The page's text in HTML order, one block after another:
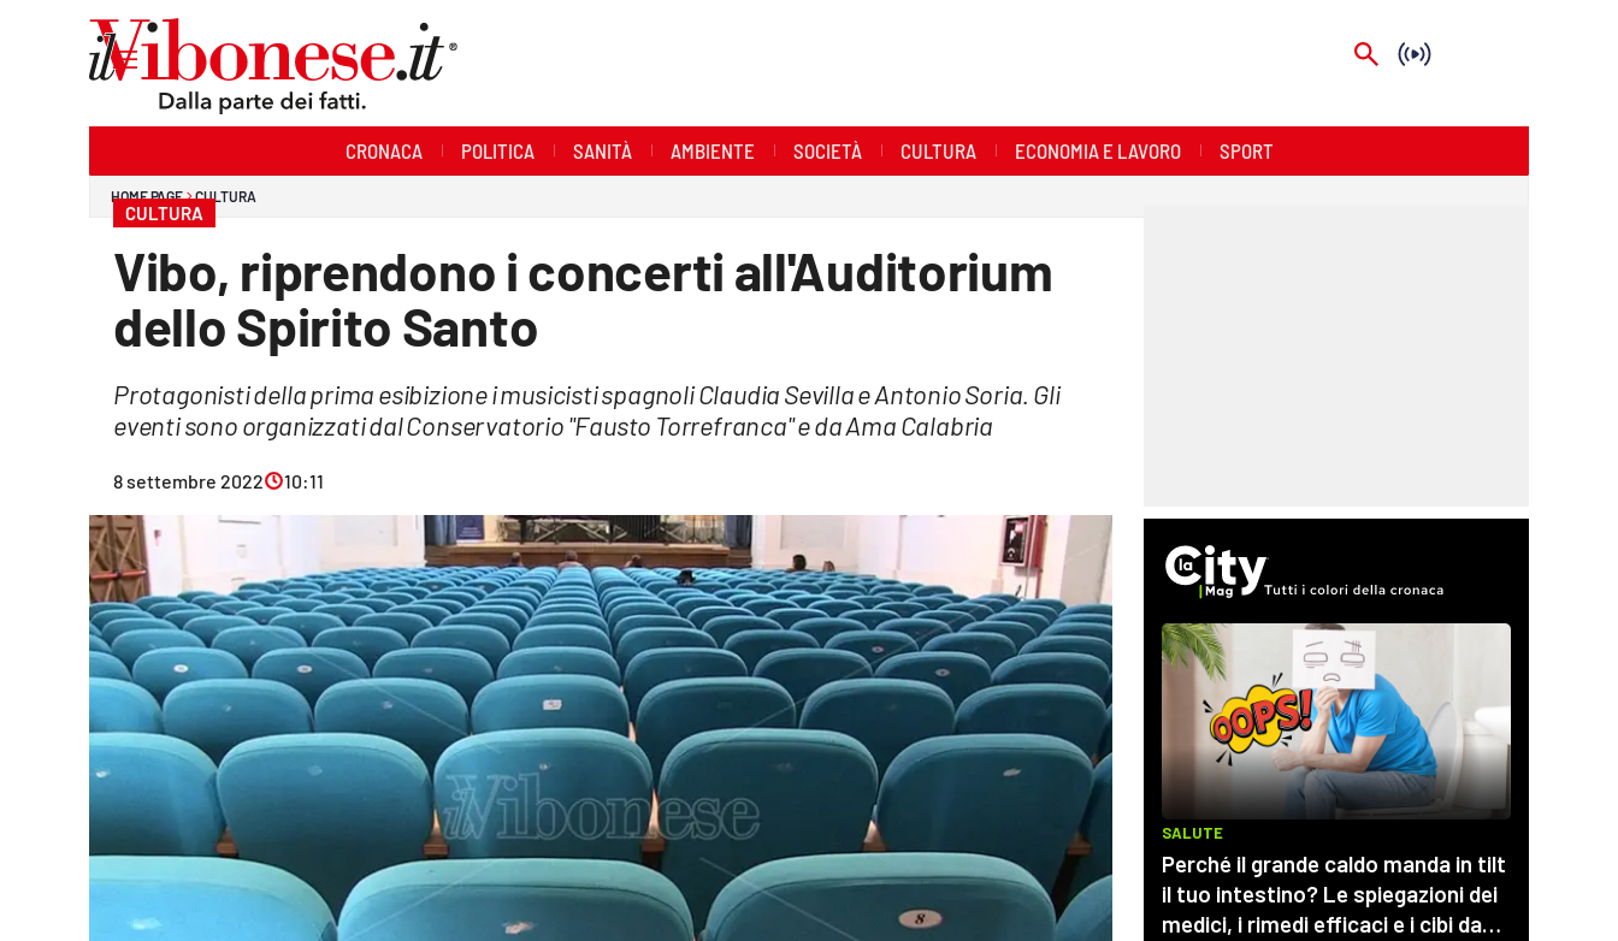
Streaming
CRONACA POLITICA SANITÀ AMBIENTE SOCIETÀ CULTURA ECONOMIA E LAVORO SPORT
HOME PAGE CULTURA
CULTURA
Vibo, riprendono i concerti all'Auditorium
dello Spirito Santo
Protagonisti della prima esibizione i musicisti spagnoli Claudia Sevilla e Antonio Soria. Gli
eventi sono organizzati dal Conservatorio "Fausto Torrefranca" e da Ama Calabria
8 settembre 2022 10:11